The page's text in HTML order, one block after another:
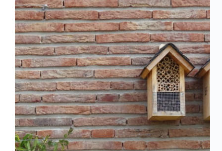
woongemeenschappen
over
hun
voordeur!